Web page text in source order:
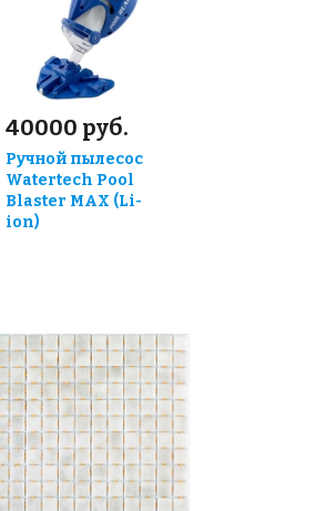
40000 руб.
Ручной пылесос
Watertech Pool
Blaster MAX (Li-
ion)